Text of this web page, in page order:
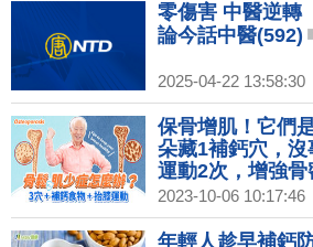
零傷害 中醫逆轉
論今話中醫(592)
2025-04-22 13:58:30
保骨增肌！它們
朵藏1補鈣穴，
運動2次，增強
無力這樣坐椅子
多加速骨鬆｜運
Dr.HU_208
2023-10-06 10:17:46
年輕人趁早補鈣